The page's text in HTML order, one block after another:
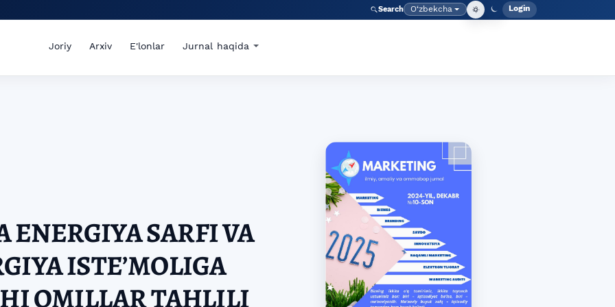
Search Language
O‘zbekcha Admin
Login
Joriy Arxiv E'lonlar Jurnal haqida
ENERGIYA SARFI VA
ISTEʼMOLIGA
OMILLAR TAHLILI